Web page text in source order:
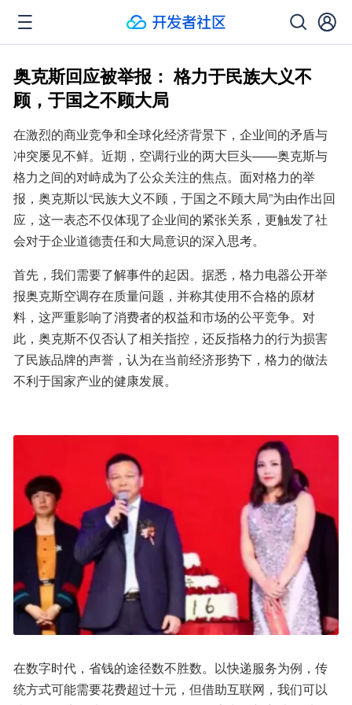
奥克斯回应被举报： 格力于民族大义不
顾，于国之不顾大局
在激烈的商业竞争和全球化经济背景下，企业间的矛盾与
冲突屡见不鲜。近期，空调行业的两大巨头——奥克斯与
格力之间的对峙成为了公众关注的焦点。面对格力的举
报，奥克斯以“民族大义不顾，于国之不顾大局”为由作出回
应，这一表态不仅体现了企业间的紧张关系，更触发了社
会对于企业道德责任和大局意识的深入思考。
首先，我们需要了解事件的起因。据悉，格力电器公开举
报奥克斯空调存在质量问题，并称其使用不合格的原材
料，这严重影响了消费者的权益和市场的公平竞争。对
此，奥克斯不仅否认了相关指控，还反指格力的行为损害
了民族品牌的声誉，认为在当前经济形势下，格力的做法
不利于国家产业的健康发展。
在数字时代，省钱的途径数不胜数。以快递服务为例，传
统方式可能需要花费超过十元，但借助互联网，我们可以